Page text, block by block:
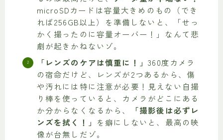
microSDカードは容量大きめのもの（でき
れば256GB以上）を準備しないと、「せっ
かく撮ったのに容量オーバー！」なんて悲
劇が起きかねないゾ。
「レンズのケアは慎重に！」360度カメラ
の宿命だけど、レンズが2つあるから、傷
や汚れには特に注意が必要！見えない自撮
り棒を使っていると、カメラがどこにある
か分からなくなるから、
「撮影後は必ずレ
ンズを拭く！」 を癖にしないと、最高の映
像が台無しだゾ。